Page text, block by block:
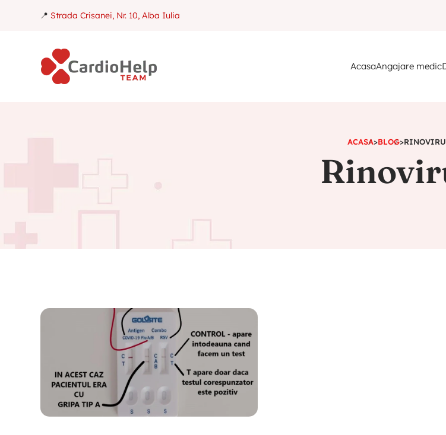
📍 Strada Crisanei, Nr. 10, Alba Iulia
AcasaAngajare medic
ACASA>BLOG>